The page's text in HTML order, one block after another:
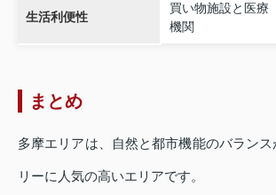
生活利便性
買い物施設と医療
機関
まとめ
多摩エリアは、自然と都市機能のバランス
リーに人気の高いエリアです。